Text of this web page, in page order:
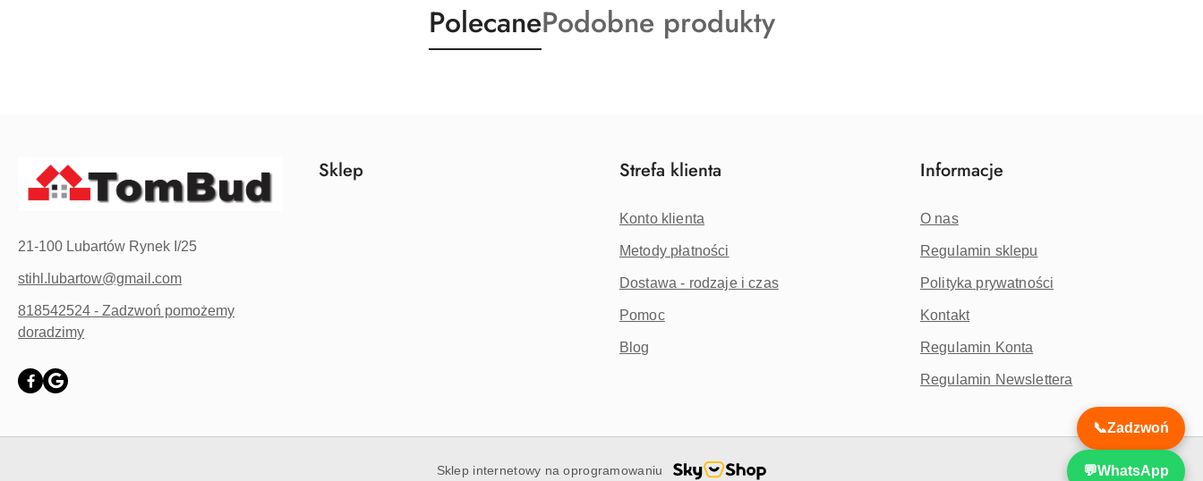
📞Zadzwoń
💬WhatsApp
Produkty
o
PolecaneProdukty
o
Podobne produkty
21-100 Lubartów Rynek I/25
stihl.lubartow@gmail.com
818542524 - Zadzwoń pomożemy
doradzimy
Sklep Strefa klienta
Konto klienta
Metody płatności
Dostawa - rodzaje i czas
Pomoc
Blog
Informacje
O nas
Regulamin sklepu
Polityka prywatności
Kontakt
Regulamin Konta
Regulamin Newslettera
Sklep internetowy na oprogramowaniu